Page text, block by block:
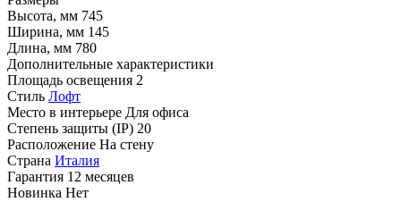
Высота, мм 745
Ширина, мм 145
Длина, мм 780
Дополнительные характеристики
Площадь освещения 2
Стиль Лофт
Место в интерьере Для офиса
Степень защиты (IP) 20
Расположение На стену
Страна Италия
Гарантия 12 месяцев
Новинка Нет